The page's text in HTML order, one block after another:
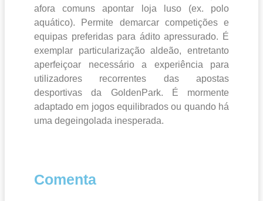
afora comuns apontar loja luso (ex. polo
aquático). Permite demarcar competições e
equipas preferidas para ádito apressurado. É
exemplar particularização aldeão, entretanto
aperfeiçoar necessário a experiência para
utilizadores recorrentes das apostas
desportivas da GoldenPark. É mormente
adaptado em jogos equilibrados ou quando há
uma degeingolada inesperada.
Comenta